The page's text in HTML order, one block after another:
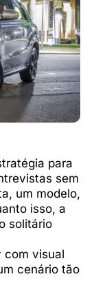
para
sem
um modelo,
isso, a
solitário
com visual
cenário tão